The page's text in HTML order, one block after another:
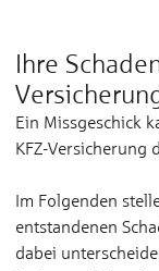
Ihre
Ein Missgeschick
KFZ-Versicherung
Im Folgenden
entstandenen
dabei